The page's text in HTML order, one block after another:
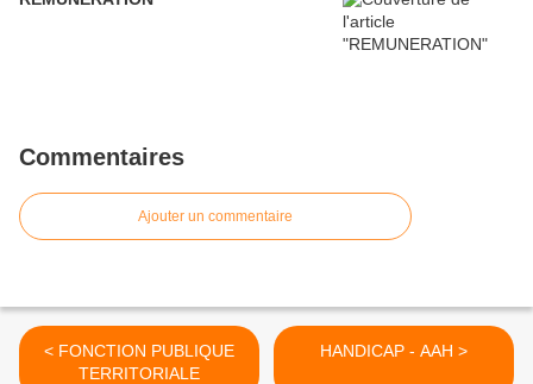
Commentaires
Ajouter un commentaire
< FONCTION PUBLIQUE
TERRITORIALE
HANDICAP - AAH >